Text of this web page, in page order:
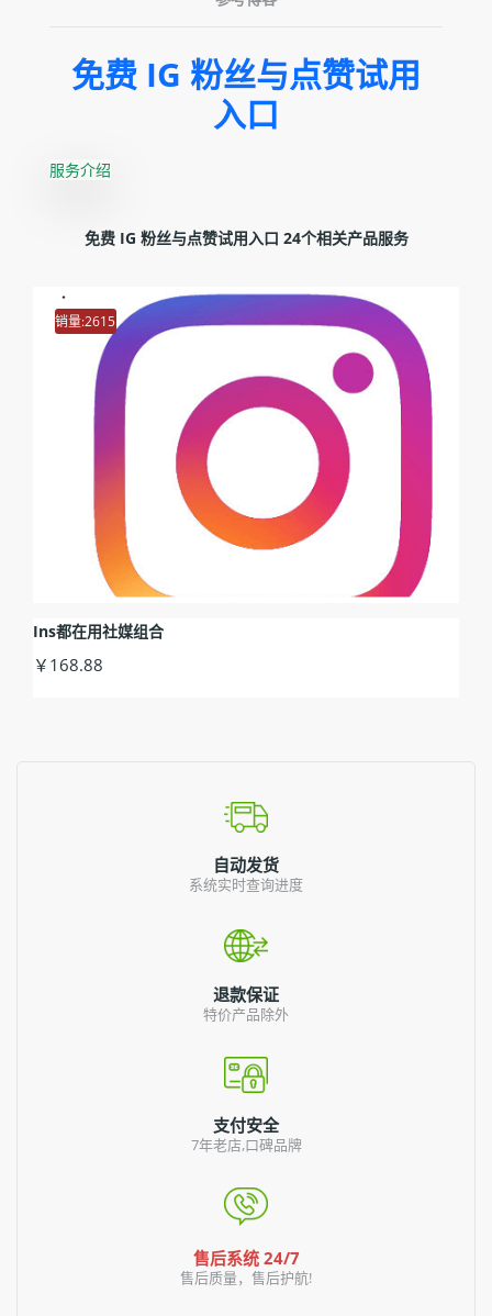
免费 IG 粉丝与点赞试用
入口
服务介绍
免费 IG 粉丝与点赞试用入口 24个相关产品服务
销量:2615
Ins都在用社媒组合
￥168.88
自动发货
系统实时查询进度
退款保证
特价产品除外
支付安全
7年老店,口碑品牌
售后系统 24/7
售后质量，售后护航!